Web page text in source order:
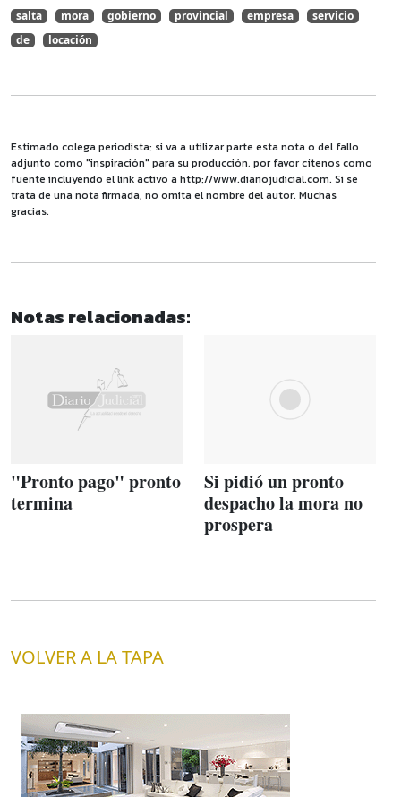
salta mora gobierno provincial empresa
servicio
de
locación
Estimado colega periodista: si va a utilizar parte esta nota o del fallo
adjunto como "inspiración" para su producción, por favor cítenos como
fuente incluyendo el link activo a http://www.diariojudicial.com. Si se
trata de una nota firmada, no omita el nombre del autor. Muchas
gracias.
Notas relacionadas:
"Pronto pago" pronto
termina
Si pidió un pronto
despacho la mora no
prospera
VOLVER A LA TAPA